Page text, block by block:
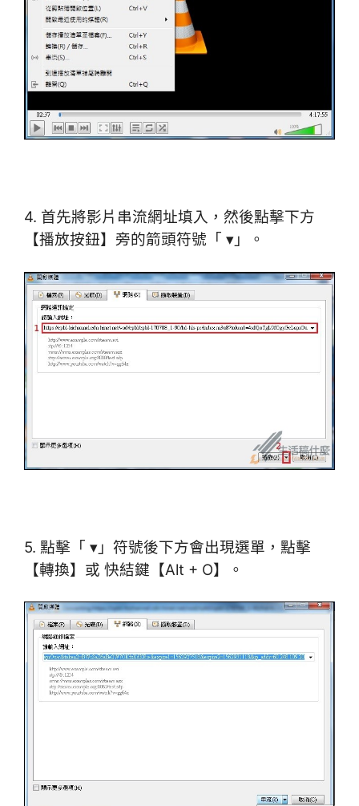
4. 首先將影片串流網址填入，然後點擊下方
【播放按鈕】旁的箭頭符號「 ▾」。
5. 點擊「 ▾」符號後下方會出現選單，點擊
【轉換】或 快結鍵【Alt + O】。